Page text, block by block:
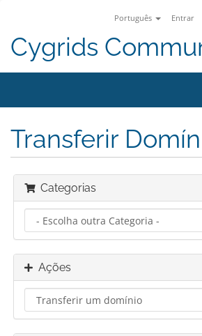
Português Entrar
Cygrids
Transferir
Categorias
Ações